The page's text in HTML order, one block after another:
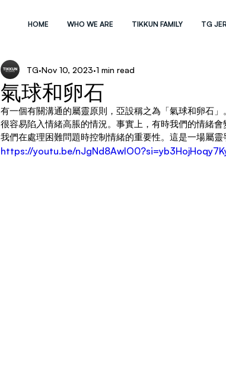
HOME WHO WE ARE TIKKUN FAMILY TG
氣球和卵石
TG Nov 10, 2023 1 min read
有一個有關溝通的屬靈原則，亞設稱之為「氣球和卵石
很容易陷入情緒高脹的情況。事實上，有時我們的情緒
我們在處理困難問題時控制情緒的重要性。這是一場屬靈
https://youtu.be/